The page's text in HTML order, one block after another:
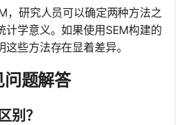
，研究人员可以确定两种方法之
计学意义。如果使用SEM构建的
些方法存在显着差异。
题解答
别？